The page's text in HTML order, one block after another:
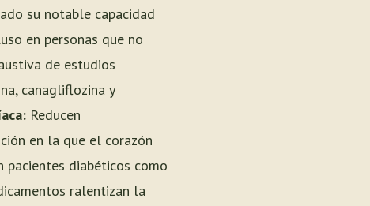
su notable capacidad
en personas que no
de estudios
canagliflozina y
Reducen
en la que el corazón
pacientes diabéticos como
ralentizan la